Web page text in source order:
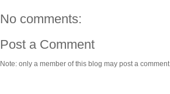
No comments:
Post a Comment
Note: only a member of this blog may post a comment.